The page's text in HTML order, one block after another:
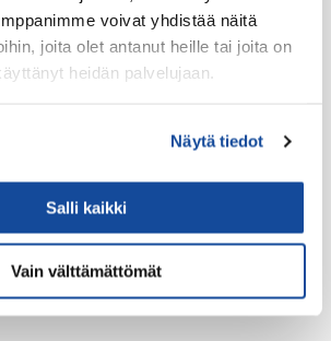
voivat yhdistää näitä
joita olet antanut heille tai joita on
heidän palvelujaan.
Näytä tiedot
Salli kaikki
Vain välttämättömät